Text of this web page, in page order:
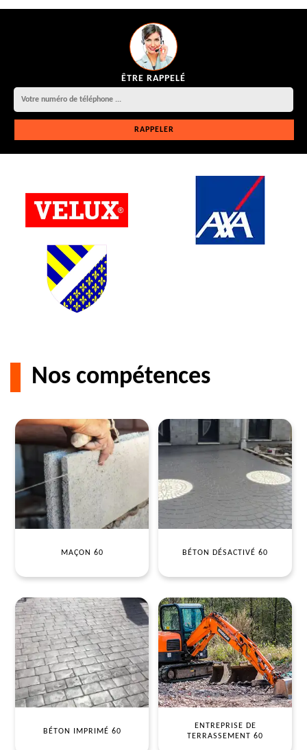
ÊTRE RAPPELÉ
Nos compétences
MAÇON 60 BÉTON DÉSACTIVÉ 60
BÉTON IMPRIMÉ 60
ENTREPRISE DE
TERRASSEMENT 60